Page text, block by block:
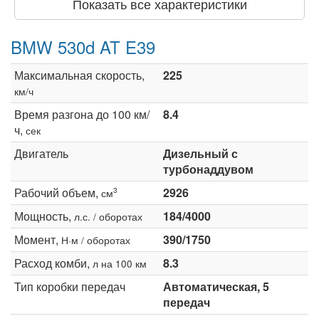
BMW 530d AT E39
Максимальная скорость,
км/ч
225
Время разгона до 100 км/
ч, сек
8.4
Двигатель
Дизельный с
турбонаддувом
Рабочий объем, см3
2926
Мощность, л.с. / оборотах
184/4000
Момент, Н·м / оборотах
390/1750
Расход комби, л на 100 км
8.3
Тип коробки передач
Автоматическая, 5
передач